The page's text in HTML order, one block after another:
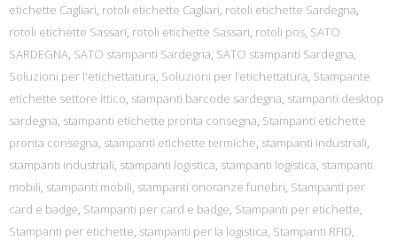
etichette Cagliari, rotoli etichette Cagliari, rotoli etichette Sardegna,
rotoli etichette Sassari, rotoli etichette Sassari, rotoli pos, SATO
SARDEGNA, SATO stampanti Sardegna, SATO stampanti Sardegna,
Soluzioni per l'etichettatura, Soluzioni per l’etichettatura, Stampante
etichette settore ittico, stampanti barcode sardegna, stampanti desktop
sardegna, stampanti etichette pronta consegna, Stampanti etichette
pronta consegna, stampanti etichette termiche, stampanti industriali,
stampanti industriali, stampanti logistica, stampanti logistica, stampanti
mobili, stampanti mobili, stampanti onoranze funebri, Stampanti per
card e badge, Stampanti per card e badge, Stampanti per etichette,
Stampanti per etichette, stampanti per la logistica, Stampanti RFID,